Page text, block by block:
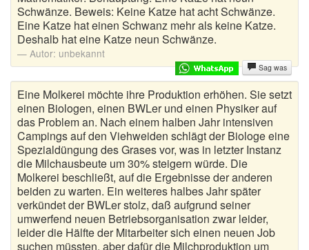
Schwänze. Beweis: Keine Katze hat acht Schwänze.
Eine Katze hat einen Schwanz mehr als keine Katze.
Deshalb hat eine Katze neun Schwänze.
Autor: unbekannt
Sag was
Eine Molkerei möchte ihre Produktion erhöhen. Sie setzt
einen Biologen, einen BWLer und einen Physiker auf
das Problem an. Nach einem halben Jahr intensiven
Campings auf den Viehweiden schlägt der Biologe eine
Spezialdüngung des Grases vor, was in letzter Instanz
die Milchausbeute um 30% steigern würde. Die
Molkerei beschließt, auf die Ergebnisse der anderen
beiden zu warten. Ein weiteres halbes Jahr später
verkündet der BWLer stolz, daß aufgrund seiner
umwerfend neuen Betriebsorganisation zwar leider,
leider die Hälfte der Mitarbeiter sich einen neuen Job
suchen müssten, aber dafür die Milchproduktion um